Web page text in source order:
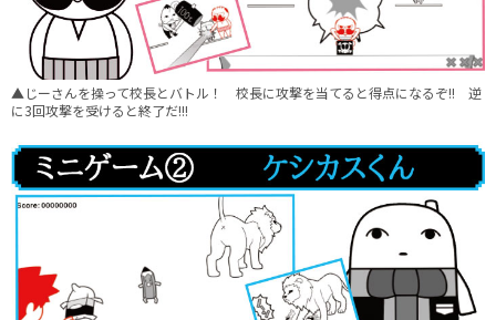
▲じーさんを操って校長とバトル！ 校長に攻撃を当てると得点になるぞ!! 逆
に3回攻撃を受けると終了だ!!!